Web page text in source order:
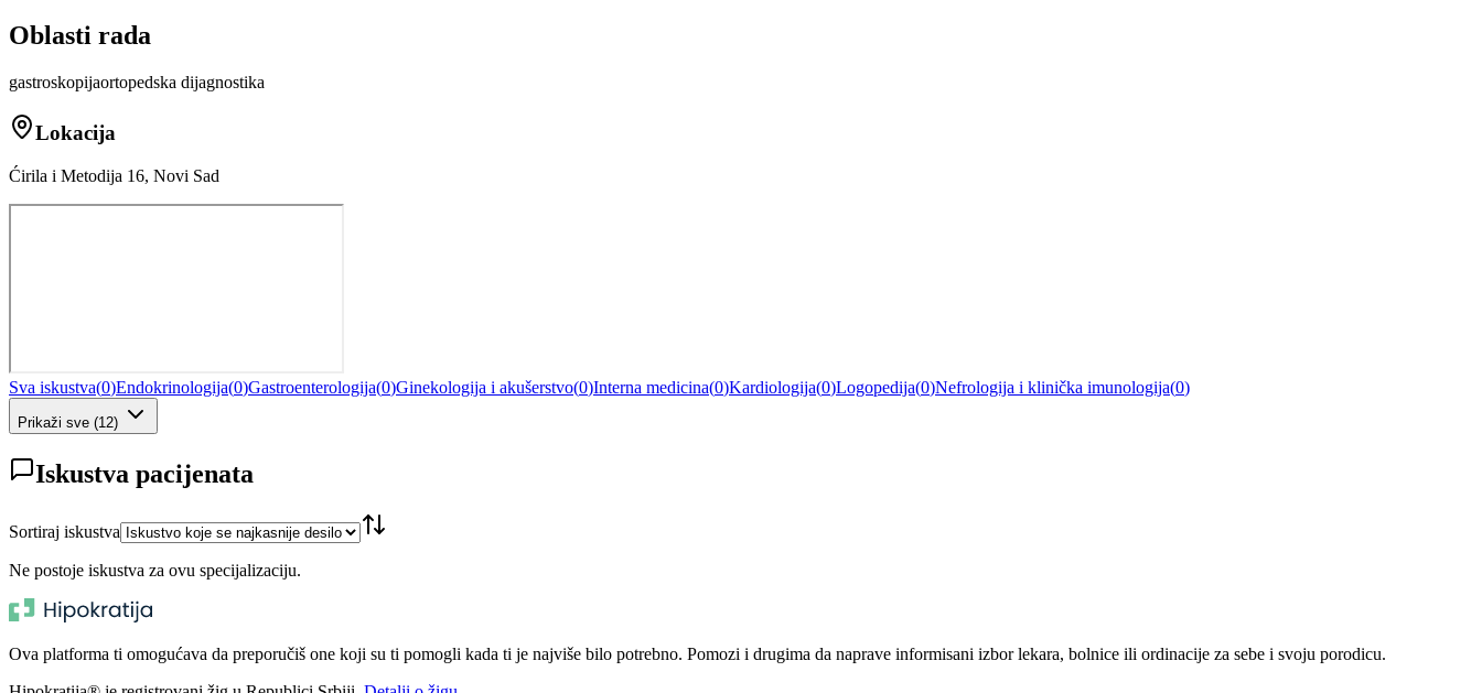
Oblasti rada
gastroskopijaortopedska dijagnostika
Lokacija
Ćirila i Metodija 16, Novi Sad
Sva iskustva(0)Endokrinologija(0)Gastroenterologija(0)Ginekologija i akušerstvo(0)Interna medicina(0)Kardiologija(0)Logopedija(0)Nefrologija i klinička imunologija(0)
Prikaži sve (12)
Iskustva pacijenata
Sortiraj iskustva
Ne postoje iskustva za ovu specijalizaciju.
Ova platforma ti omogućava da preporučiš one koji su ti pomogli kada ti je najviše bilo potrebno. Pomozi i drugima da naprave informisani izbor lekara, bolnice ili ordinacije za sebe i svoju porodicu.